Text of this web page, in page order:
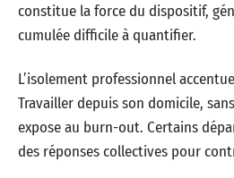
constitue la force du dispositif,
cumulée difficile à quantifier.
L’isolement professionnel
Travailler depuis son domicile,
expose au burn-out. Certains
des réponses collectives pour